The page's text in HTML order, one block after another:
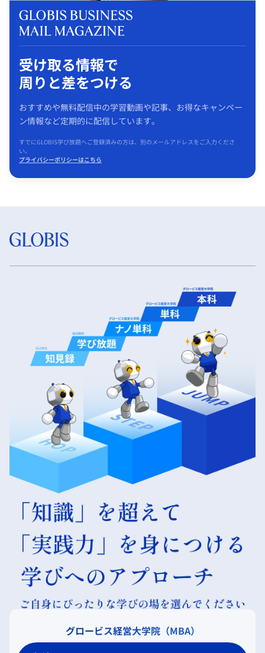
受け取る情報で
周りと差をつける
おすすめや無料配信中の学習動画や記事、お得なキャンペー
ン情報など定期的に配信しています。
すでにGLOBIS学び放題へご登録済みの方は、別のメールアドレスをご入力くださ
い。
プライバシーポリシーはこちら
グロービス経営大学院（MBA）